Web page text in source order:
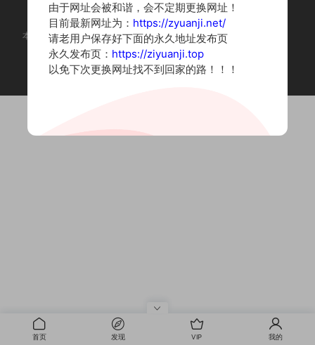
本站为摄影写真图片网站，内容来自网络收集整理，仅作个人学习使用。
如有违法内容请联系删除
Copyright © 2022 资源集
首页 发现 VIP 我的
由于网址会被和谐，会不定期更换网址！
目前最新网址为： https://zyuanji.net/
请老用户保存好下面的永久地址发布页
永久发布页： https://ziyuanji.top
以免下次更换网址找不到回家的路！！！